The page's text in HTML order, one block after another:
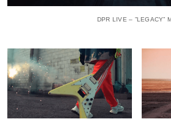
DPR LIVE – ”LEGACY”